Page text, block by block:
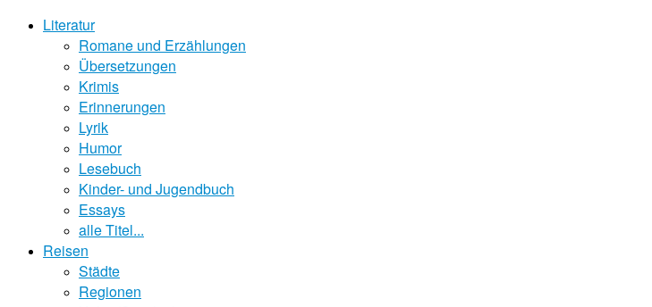
Literatur
Romane und Erzählungen
Übersetzungen
Krimis
Erinnerungen
Lyrik
Humor
Lesebuch
Kinder- und Jugendbuch
Essays
alle Titel...
Reisen
Städte
Regionen